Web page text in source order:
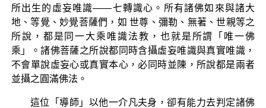
所出生的虛妄唯識——七轉識心。所有諸佛如來與諸大
地、等覺、妙覺菩薩們，如 世尊、彌勒、無著、世親等之
所說，都是同一大乘唯識法教，也就是所謂「唯一佛
乘」。諸佛菩薩之所說都同時含攝虛妄唯識與真實唯識，
不會單說虛妄心或真實本心，必同時並陳，所說都是兩者
並攝之圓滿佛法。
這位「導師」以他一介凡夫身，卻有能力去判定諸佛